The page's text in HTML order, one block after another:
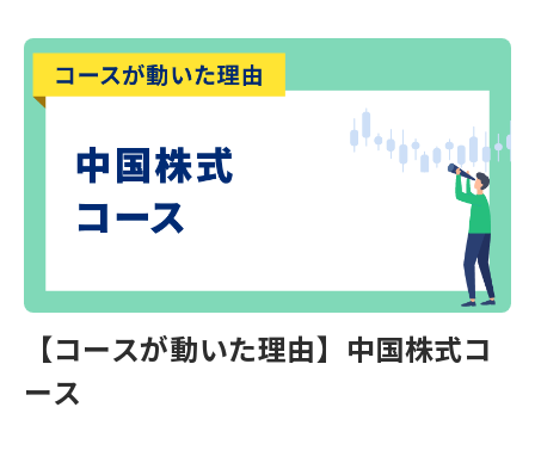
【コースが動いた理由】中国株式コ
ース